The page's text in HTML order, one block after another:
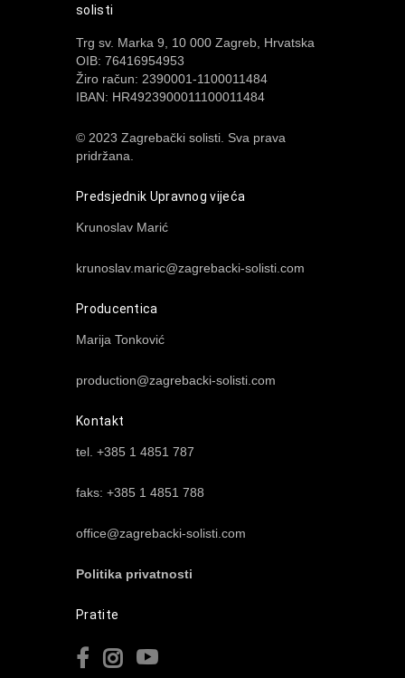
solisti
Trg sv. Marka 9, 10 000 Zagreb, Hrvatska
OIB: 76416954953
Žiro račun: 2390001-1100011484
IBAN: HR4923900011100011484
© 2023 Zagrebački solisti. Sva prava
pridržana.
Predsjednik Upravnog vijeća
Krunoslav Marić
krunoslav.maric@zagrebacki-solisti.com
Producentica
Marija Tonković
production@zagrebacki-solisti.com
Kontakt
tel. +385 1 4851 787
faks: +385 1 4851 788
office@zagrebacki-solisti.com
Politika privatnosti
Pratite